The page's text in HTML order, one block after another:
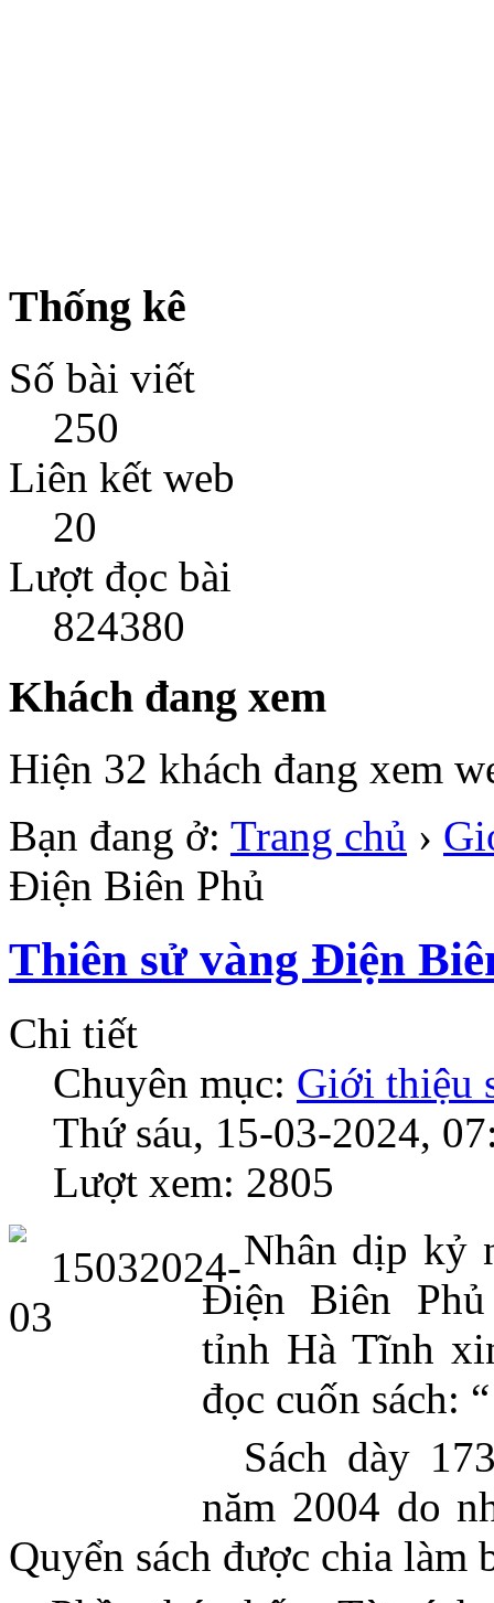
Thống kê
Số bài viết
250
Liên kết web
20
Lượt đọc bài
824380
Khách đang xem
Hiện 32 khách đang xem
Bạn đang ở: Trang chủ ›
Điện Biên Phủ
Thiên sử vàng Điện
Chi tiết
Chuyên mục: Giới thiệu
Thứ sáu, 15-03-2024,
Lượt xem: 2805
Nhân dịp kỷ
Điện Biên Phủ
tỉnh Hà Tĩnh
đọc cuốn sách:
Sách dày
năm 2004 do
Quyển sách được chia làm